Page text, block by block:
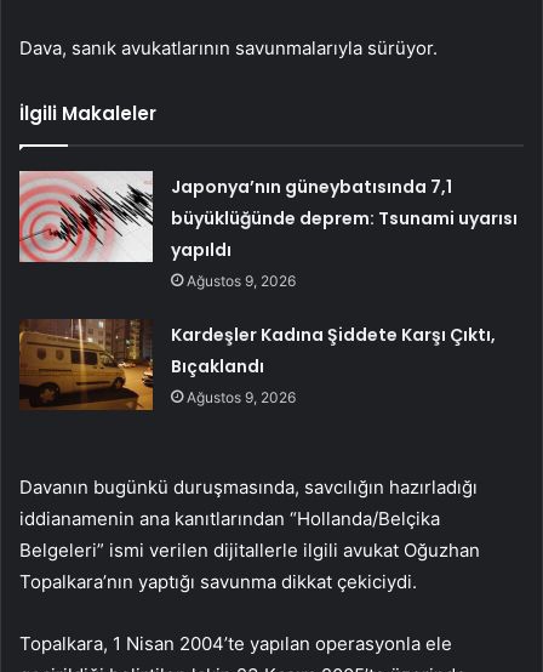
Dava, sanık avukatlarının savunmalarıyla sürüyor.
İlgili Makaleler
Japonya’nın güneybatısında 7,1
büyüklüğünde deprem: Tsunami uyarısı
yapıldı
Ağustos 9, 2026
Kardeşler Kadına Şiddete Karşı Çıktı,
Bıçaklandı
Ağustos 9, 2026
Davanın bugünkü duruşmasında, savcılığın hazırladığı
iddianamenin ana kanıtlarından “Hollanda/Belçika
Belgeleri” ismi verilen dijitallerle ilgili avukat Oğuzhan
Topalkara’nın yaptığı savunma dikkat çekiciydi.
Topalkara, 1 Nisan 2004’te yapılan operasyonla ele